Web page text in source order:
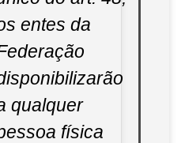
entes da
qualquer
física